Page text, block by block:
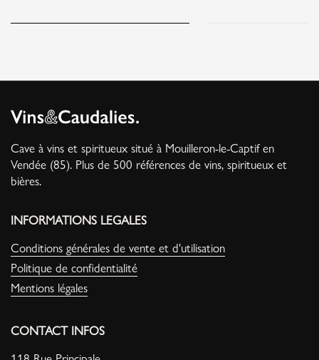
Cave à vins et spiritueux situé à Mouilleron-le-Captif en
Vendée (85). Plus de 500 références de vins, spiritueux et
bières.
INFORMATIONS LEGALES
Conditions générales de vente et d'utilisation
Politique de confidentialité
Mentions légales
CONTACT INFOS